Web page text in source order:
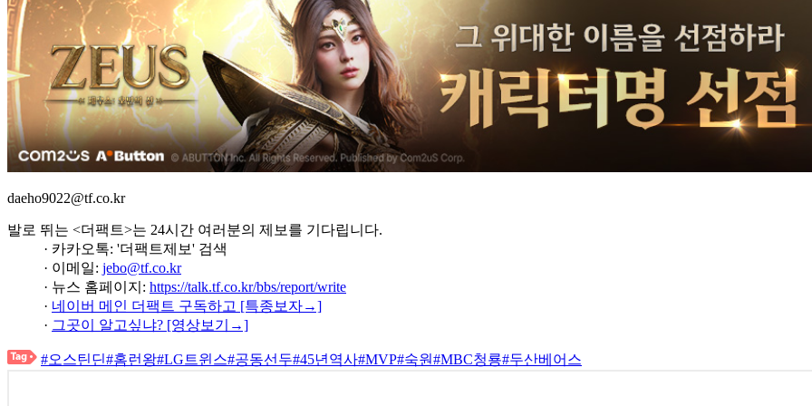
daeho9022@tf.co.kr
발로 뛰는 <더팩트>는 24시간 여러분의 제보를 기다립니다.
· 카카오톡: '더팩트제보' 검색
· 이메일: jebo@tf.co.kr
· 뉴스 홈페이지: https://talk.tf.co.kr/bbs/report/write
· 네이버 메인 더팩트 구독하고 [특종보자→]
· 그곳이 알고싶냐? [영상보기→]
#오스틴딘#홈런왕#LG트윈스#공동선두#45년역사#MVP#숙원#MBC청룡#두산베어스